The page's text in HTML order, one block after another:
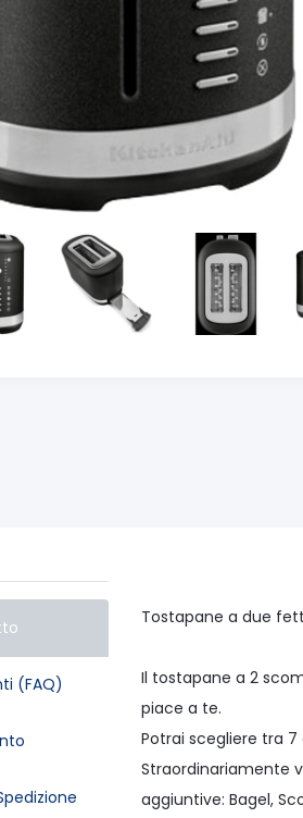
(FAQ)
Tostapane a due
Il tostapane a 2
piace a te.
Potrai scegliere tra
Straordinariamente
aggiuntive: Bagel,